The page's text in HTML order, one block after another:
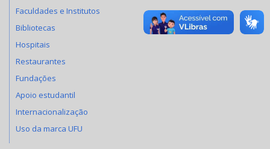
Faculdades e Institutos
Bibliotecas
Hospitais
Restaurantes
Fundações
Apoio estudantil
Internacionalização
Uso da marca UFU